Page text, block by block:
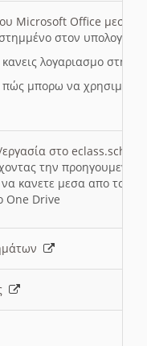
Microsoft Office μεσω
στον
κανεις λογαριασμο στη
πώς μπορω να
στο eclass.sch.gr
την
να κανετε μεσα απο το
One Drive